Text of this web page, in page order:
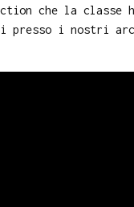
che la classe
presso i nostri